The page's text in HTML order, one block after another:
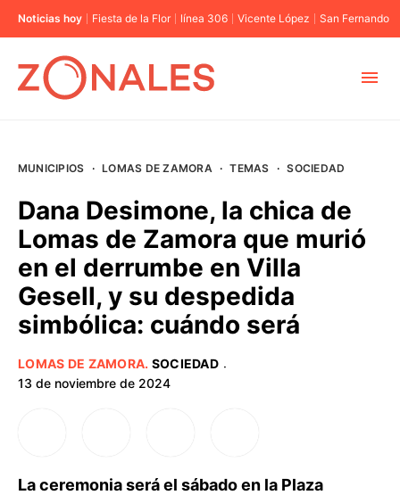
Noticias hoy Fiesta de la Flor línea 306 Vicente López San Fernando
BUENOS AIRES
PROVINCIAS
MUNICIPIOS · LOMAS DE ZAMORA · TEMAS · SOCIEDAD
Dana Desimone, la chica de
Lomas de Zamora que murió
en el derrumbe en Villa
Gesell, y su despedida
simbólica: cuándo será
LOMAS DE ZAMORA. SOCIEDAD ·
13 de noviembre de 2024
La ceremonia será el sábado en la Plaza